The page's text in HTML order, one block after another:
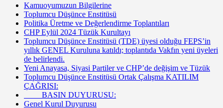
Kamuoyumuzun Bilgilerine
Toplumcu Düşünce Enstitüsü
Politika Üretme ve Değerlendirme Toplantıları
CHP Eylül 2024 Tüzük Kurultayı
Toplumcu Düşünce Enstitüsü (TDE) üyesi olduğu FEPS’in
yıllık GENEL Kuruluna katıldı; toplantıda Vakfın yeni üyeleri
de belirlendi.
Yeni Anayasa, Siyasi Partiler ve CHP’de değişim ve Tüzük
Toplumcu Düşünce Enstitüsü Ortak Çalışma KATILIM
ÇAĞRISI:
BASIN DUYURUSU:
Genel Kurul Duyurusu